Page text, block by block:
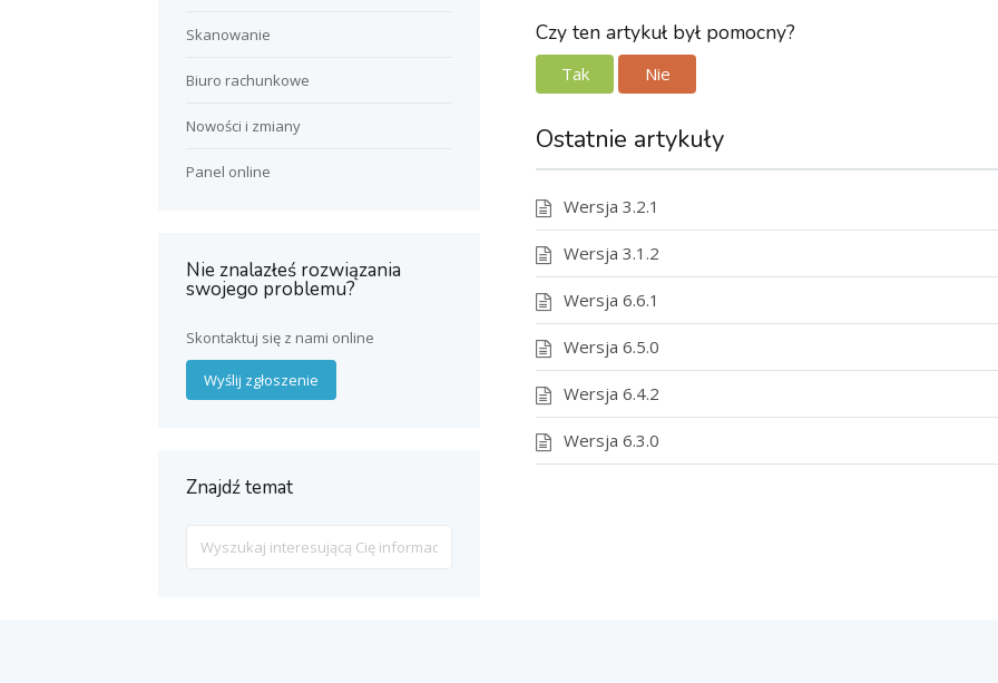
Czy ten artykuł był pomocny?
Tak Nie
Ostatnie artykuły
Wersja 3.2.1
Wersja 3.1.2
Wersja 6.6.1
Wersja 6.5.0
Wersja 6.4.2
Wersja 6.3.0
Skanowanie
Biuro rachunkowe
Nowości i zmiany
Panel online
Nie znalazłeś rozwiązania
swojego problemu?
Skontaktuj się z nami online
Wyślij zgłoszenie
Znajdź temat
For